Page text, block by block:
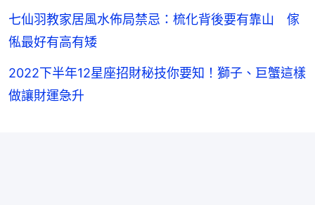
七仙羽教家居風水佈局禁忌：梳化背後要有靠山 傢
俬最好有高有矮
2022下半年12星座招財秘技你要知！獅子、巨蟹這樣
做讓財運急升